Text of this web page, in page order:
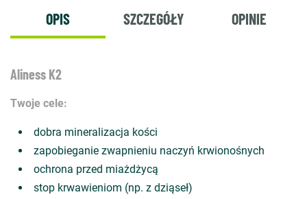
OPIS SZCZEGÓŁY OPINIE
Aliness K2
Twoje cele:
dobra mineralizacja kości
zapobieganie zwapnieniu naczyń krwionośnych
ochrona przed miażdżycą
stop krwawieniom (np. z dziąseł)